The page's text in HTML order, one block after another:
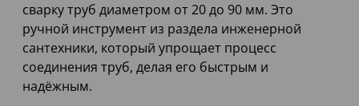
сварку труб диаметром от 20 до 90 мм. Это
ручной инструмент из раздела инженерной
сантехники, который упрощает процесс
соединения труб, делая его быстрым и
надёжным.